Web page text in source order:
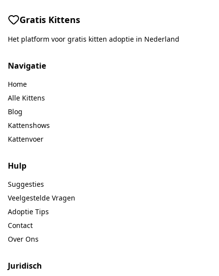
Gratis Kittens
Het platform voor gratis kitten adoptie in Nederland
Navigatie
Home
Alle Kittens
Blog
Kattenshows
Kattenvoer
Hulp
Suggesties
Veelgestelde Vragen
Adoptie Tips
Contact
Over Ons
Juridisch